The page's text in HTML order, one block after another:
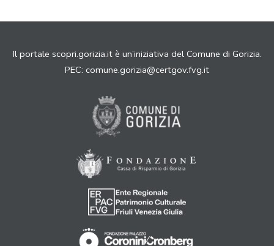
Il portale scopri.gorizia.it è un’iniziativa del Comune di Gorizia.
PEC: comune.gorizia@certgov.fvg.it